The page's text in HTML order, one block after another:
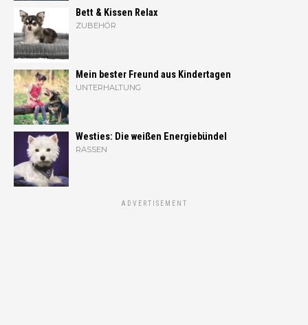
Bett & Kissen Relax
ZUBEHÖR
Mein bester Freund aus Kindertagen
UNTERHALTUNG
Westies: Die weißen Energiebündel
RASSEN
ADVERTISEMENT